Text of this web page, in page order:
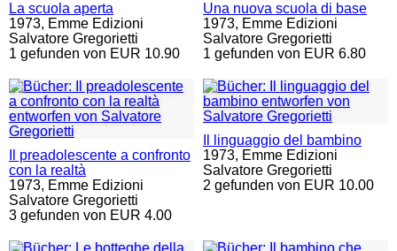
La scuola aperta
1973, Emme Edizioni
Salvatore Gregorietti
1 gefunden von EUR 10.90
Una nuova scuola di base
1973, Emme Edizioni
Salvatore Gregorietti
1 gefunden von EUR 6.80
Il preadolescente a confronto
con la realtà
1973, Emme Edizioni
Salvatore Gregorietti
3 gefunden von EUR 4.00
Il linguaggio del bambino
1973, Emme Edizioni
Salvatore Gregorietti
2 gefunden von EUR 10.00